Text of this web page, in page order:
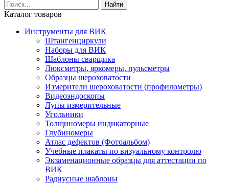
Найти
Каталог товаров
Инструменты для ВИК
Штангенциркули
Наборы для ВИК
Шаблоны сварщика
Люксметры, яркомеры, пульсметры
Образцы шероховатости
Измерители шероховатости (профилометры)
Видеоэндоскопы
Лупы измерительные
Угольники
Толщиномеры индикаторные
Глубиномеры
Атлас дефектов (Фотоальбом)
Учебные плакаты по визуальному контролю
Экзаменационные образцы для аттестации по
ВИК
Радиусные шаблоны